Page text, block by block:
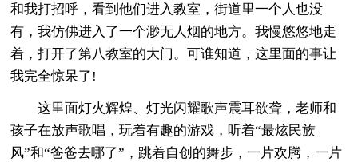
和我打招呼，看到他们进入教室，街道里一个人也没
有，我仿佛进入了一个渺无人烟的地方。我慢悠悠地走
着，打开了第八教室的大门。可谁知道，这里面的事让
我完全惊呆了!
这里面灯火辉煌、灯光闪耀歌声震耳欲聋，老师和
孩子在放声歌唱，玩着有趣的游戏，听着“最炫民族
风”和“爸爸去哪了”，跳着自创的舞步，一片欢腾，一片